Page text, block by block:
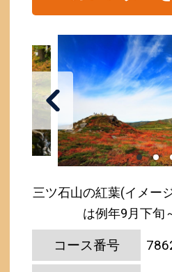
三ツ石山の紅葉(イメ
は例年9月下旬
コース番号